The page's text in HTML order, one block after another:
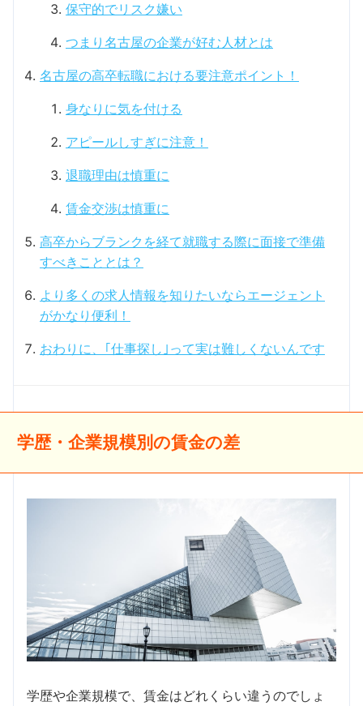
保守的でリスク嫌い
つまり名古屋の企業が好む人材とは
名古屋の高卒転職における要注意ポイント！
身なりに気を付ける
アピールしすぎに注意！
退職理由は慎重に
賃金交渉は慎重に
高卒からブランクを経て就職する際に面接で準備
すべきこととは？
より多くの求人情報を知りたいならエージェント
がかなり便利！
おわりに、｢仕事探し｣って実は難しくないんです
学歴・企業規模別の賃金の差
学歴や企業規模で、賃金はどれくらい違うのでしょ